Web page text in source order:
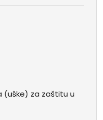
(uške) za zaštitu u